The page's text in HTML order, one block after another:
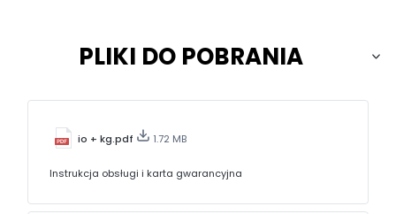
PLIKI DO POBRANIA
io + kg.pdf 1.72 MB
Instrukcja obsługi i karta gwarancyjna